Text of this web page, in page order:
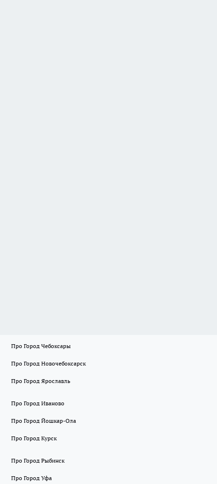
Про Город Чебоксары
Про Город Новочебоксарск
Про Город Ярославль
Про Город Иваново
Про Город Йошкар-Ола
Про Город Курск
Про Город Рыбинск
Про Город Уфа